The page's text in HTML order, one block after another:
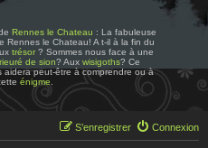
Rennes le Chateau : La fabuleuse
Rennes le Chateau! A t-il à la fin du
trésor? Sommes nous face à une
de sion? Aux wisigoths? Ce
aidera peut-être à comprendre ou à
énigme
Connexion
S’enregistrer